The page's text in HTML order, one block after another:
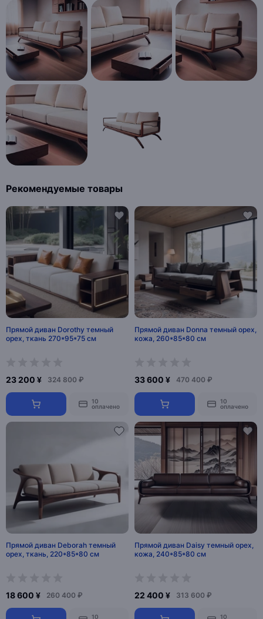
Рекомендуемые товары
Прямой диван Dorothy темный
орех, ткань 270*95*75 см
23 200 ¥ 324 800 ₽
10
оплачено
Прямой диван Donna темный орех,
кожа, 260*85*80 см
33 600 ¥ 470 400 ₽
10
оплачено
Прямой диван Deborah темный
орех, ткань, 220*85*80 см
18 600 ¥ 260 400 ₽
10
Прямой диван Daisy темный орех,
кожа, 240*85*80 см
22 400 ¥ 313 600 ₽
10